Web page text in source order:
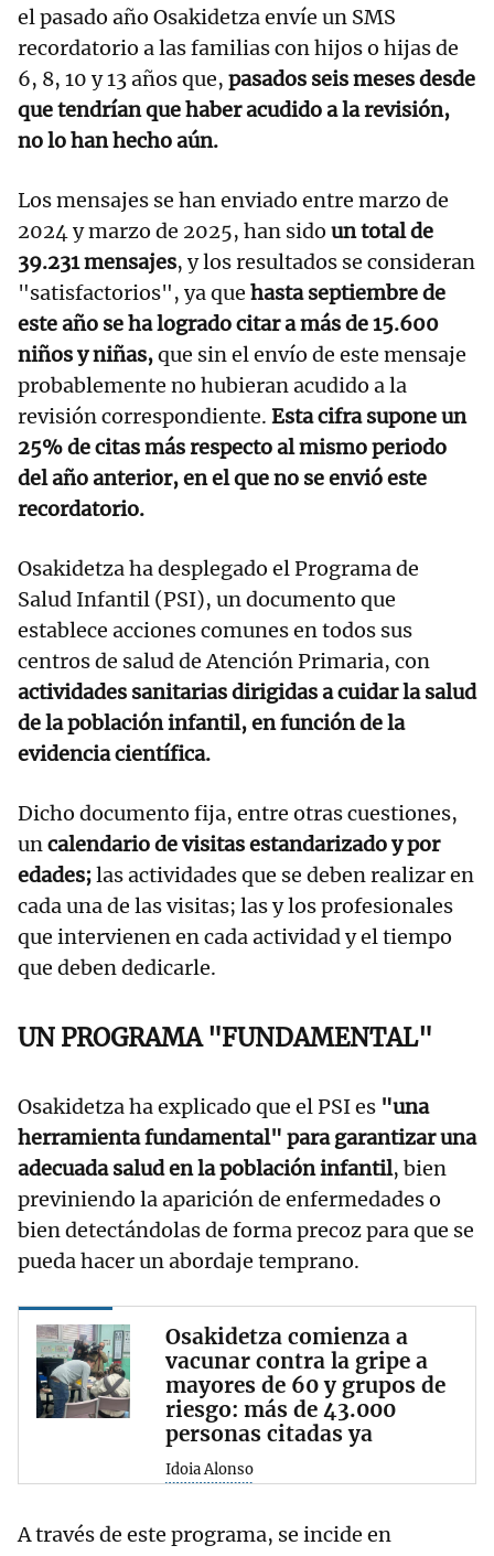
el pasado año Osakidetza envíe un SMS
recordatorio a las familias con hijos o hijas de
6, 8, 10 y 13 años que, pasados seis meses desde
que tendrían que haber acudido a la revisión,
no lo han hecho aún.
Los mensajes se han enviado entre marzo de
2024 y marzo de 2025, han sido un total de
39.231 mensajes, y los resultados se consideran
"satisfactorios", ya que hasta septiembre de
este año se ha logrado citar a más de 15.600
niños y niñas,que sin el envío de este mensaje
probablemente no hubieran acudido a la
revisión correspondiente. Esta cifra supone un
25% de citas más respecto al mismo periodo
del año anterior, en el que no se envió este
recordatorio.
Osakidetza ha desplegado el Programa de
Salud Infantil (PSI), un documento que
establece acciones comunes en todos sus
centros de salud de Atención Primaria, con
actividades sanitarias dirigidas a cuidar la salud
de la población infantil, en función de la
evidencia científica.
Dicho documento fija, entre otras cuestiones,
uncalendario de visitas estandarizado y por
edades;las actividades que se deben realizar en
cada una de las visitas; las y los profesionales
que intervienen en cada actividad y el tiempo
que deben dedicarle.
UN PROGRAMA "FUNDAMENTAL"
Osakidetza ha explicado que el PSI es "una
herramienta fundamental" para garantizar una
adecuada salud en la población infantil, bien
previniendo la aparición de enfermedades o
bien detectándolas de forma precoz para que se
pueda hacer un abordaje temprano.
Osakidetza comienza a
vacunar contra la gripe a
mayores de 60 y grupos de
riesgo: más de 43.000
personas citadas ya
Idoia Alonso
A través de este programa, se incide en